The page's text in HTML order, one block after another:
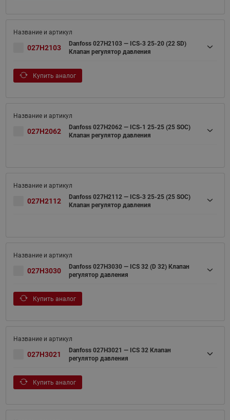
027H2103
Danfoss 027H2103 — ICS-3 25-20 (22 SD)
Клапан регулятор давления
Купить аналог
027H2062
Danfoss 027H2062 — ICS-1 25-25 (25 SOC)
Клапан регулятор давления
027H2112
Danfoss 027H2112 — ICS-3 25-25 (25 SOC)
Клапан регулятор давления
027H3030
Danfoss 027H3030 — ICS 32 (D 32) Клапан
регулятор давления
Купить аналог
027H3021
Danfoss 027H3021 — ICS 32 Клапан
регулятор давления
Купить аналог